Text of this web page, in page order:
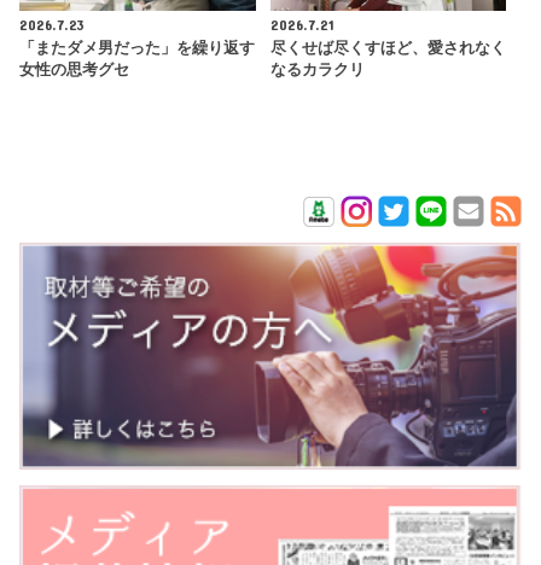
2026.7.23
「またダメ男だった」を繰り返す
女性の思考グセ
2026.7.21
尽くせば尽くすほど、愛されなく
なるカラクリ